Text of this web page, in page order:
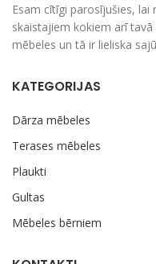
Esam cītīgi parosījušies,
skaistajiem kokiem arī
mēbeles un tā ir lieliska
KATEGORIJAS
Dārza mēbeles
Terases mēbeles
Plaukti
Gultas
Mēbeles bērniem